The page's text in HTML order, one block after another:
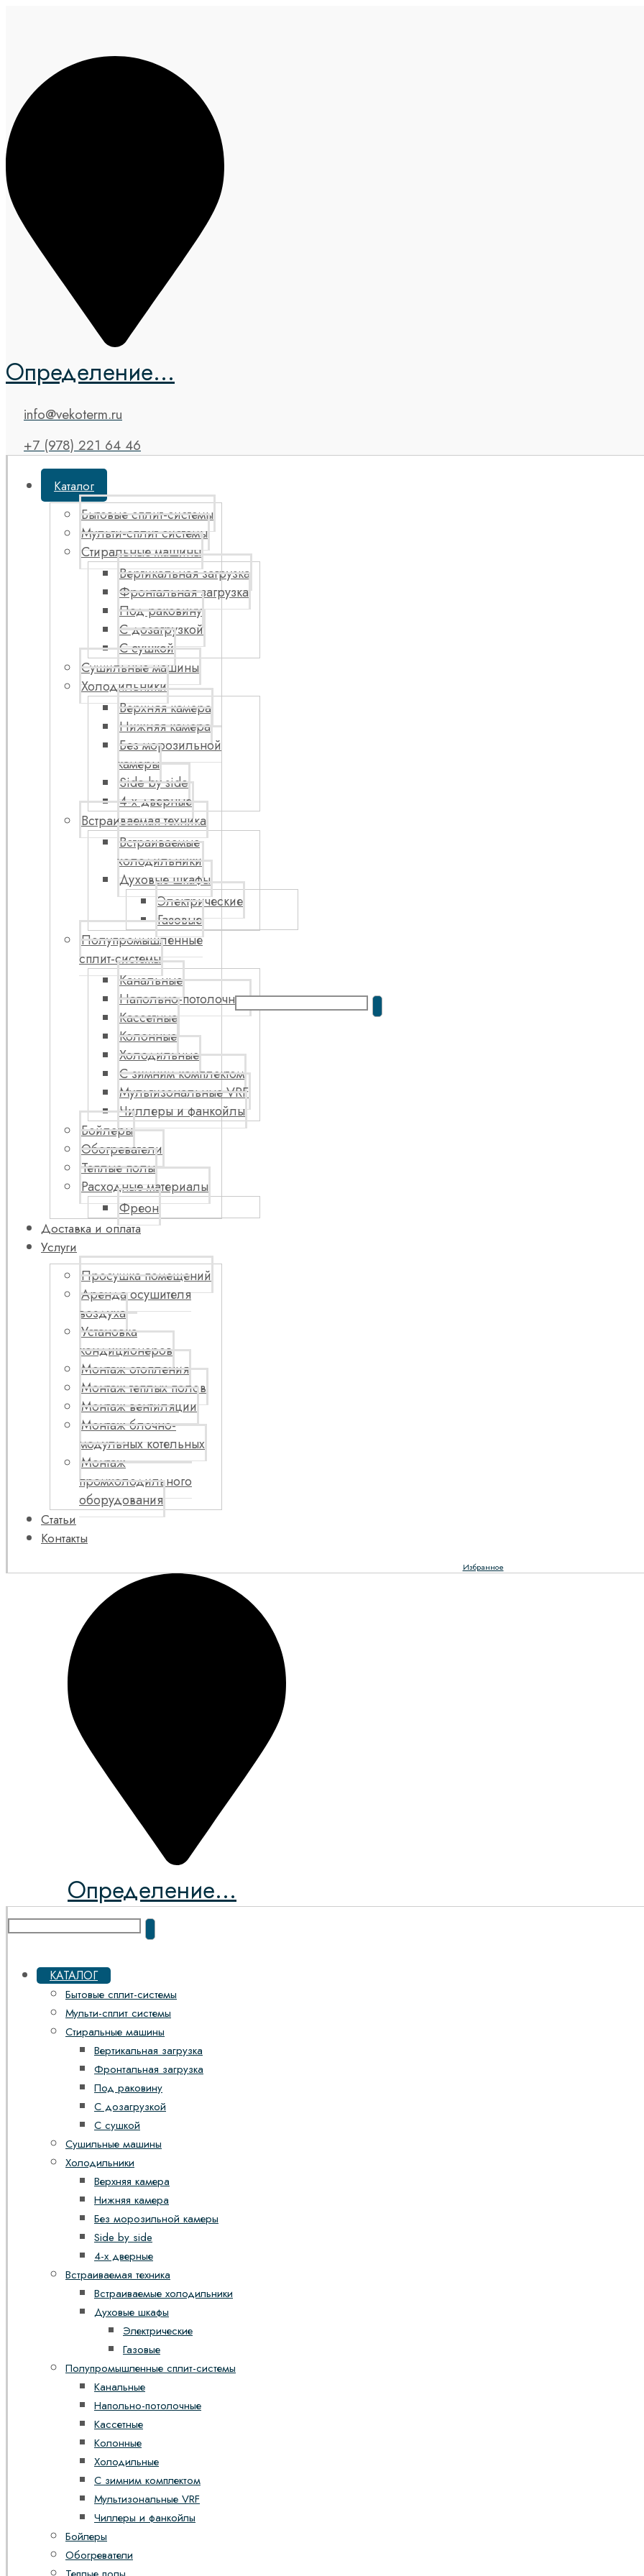
Определение...
info@vekoterm.ru
+7 (978) 221 64 46
Каталог
Бытовые сплит-системы
Мульти-сплит системы
Стиральные машины
Вертикальная загрузка
Фронтальная загрузка
Под раковину
С дозагрузкой
С сушкой
Сушильные машины
Холодильники
Верхняя камера
Нижняя камера
Без морозильной
камеры
Side by side
4-х дверные
Встраиваемая техника
Встраиваемые
холодильники
Духовые шкафы
Электрические
Газовые
Полупромышленные
сплит-системы
Канальные
Напольно-потолочные
Кассетные
Колонные
Холодильные
С зимним комплектом
Мультизональные VRF
Чиллеры и фанкойлы
Бойлеры
Обогреватели
Теплые полы
Расходные материалы
Фреон
Доставка и оплата
Услуги
Просушка помещений
Аренда осушителя
воздуха
Установка
кондиционеров
Монтаж отопления
Монтаж теплых полов
Монтаж вентиляции
Монтаж блочно-
модульных котельных
Монтаж
промхолодильного
оборудования
Статьи
Контакты
Избранное
Определение...
КАТАЛОГ
Бытовые сплит-системы
Мульти-сплит системы
Стиральные машины
Вертикальная загрузка
Фронтальная загрузка
Под раковину
С дозагрузкой
С сушкой
Сушильные машины
Холодильники
Верхняя камера
Нижняя камера
Без морозильной камеры
Side by side
4-х дверные
Встраиваемая техника
Встраиваемые холодильники
Духовые шкафы
Электрические
Газовые
Полупромышленные сплит-системы
Канальные
Напольно-потолочные
Кассетные
Колонные
Холодильные
С зимним комплектом
Мультизональные VRF
Чиллеры и фанкойлы
Бойлеры
Обогреватели